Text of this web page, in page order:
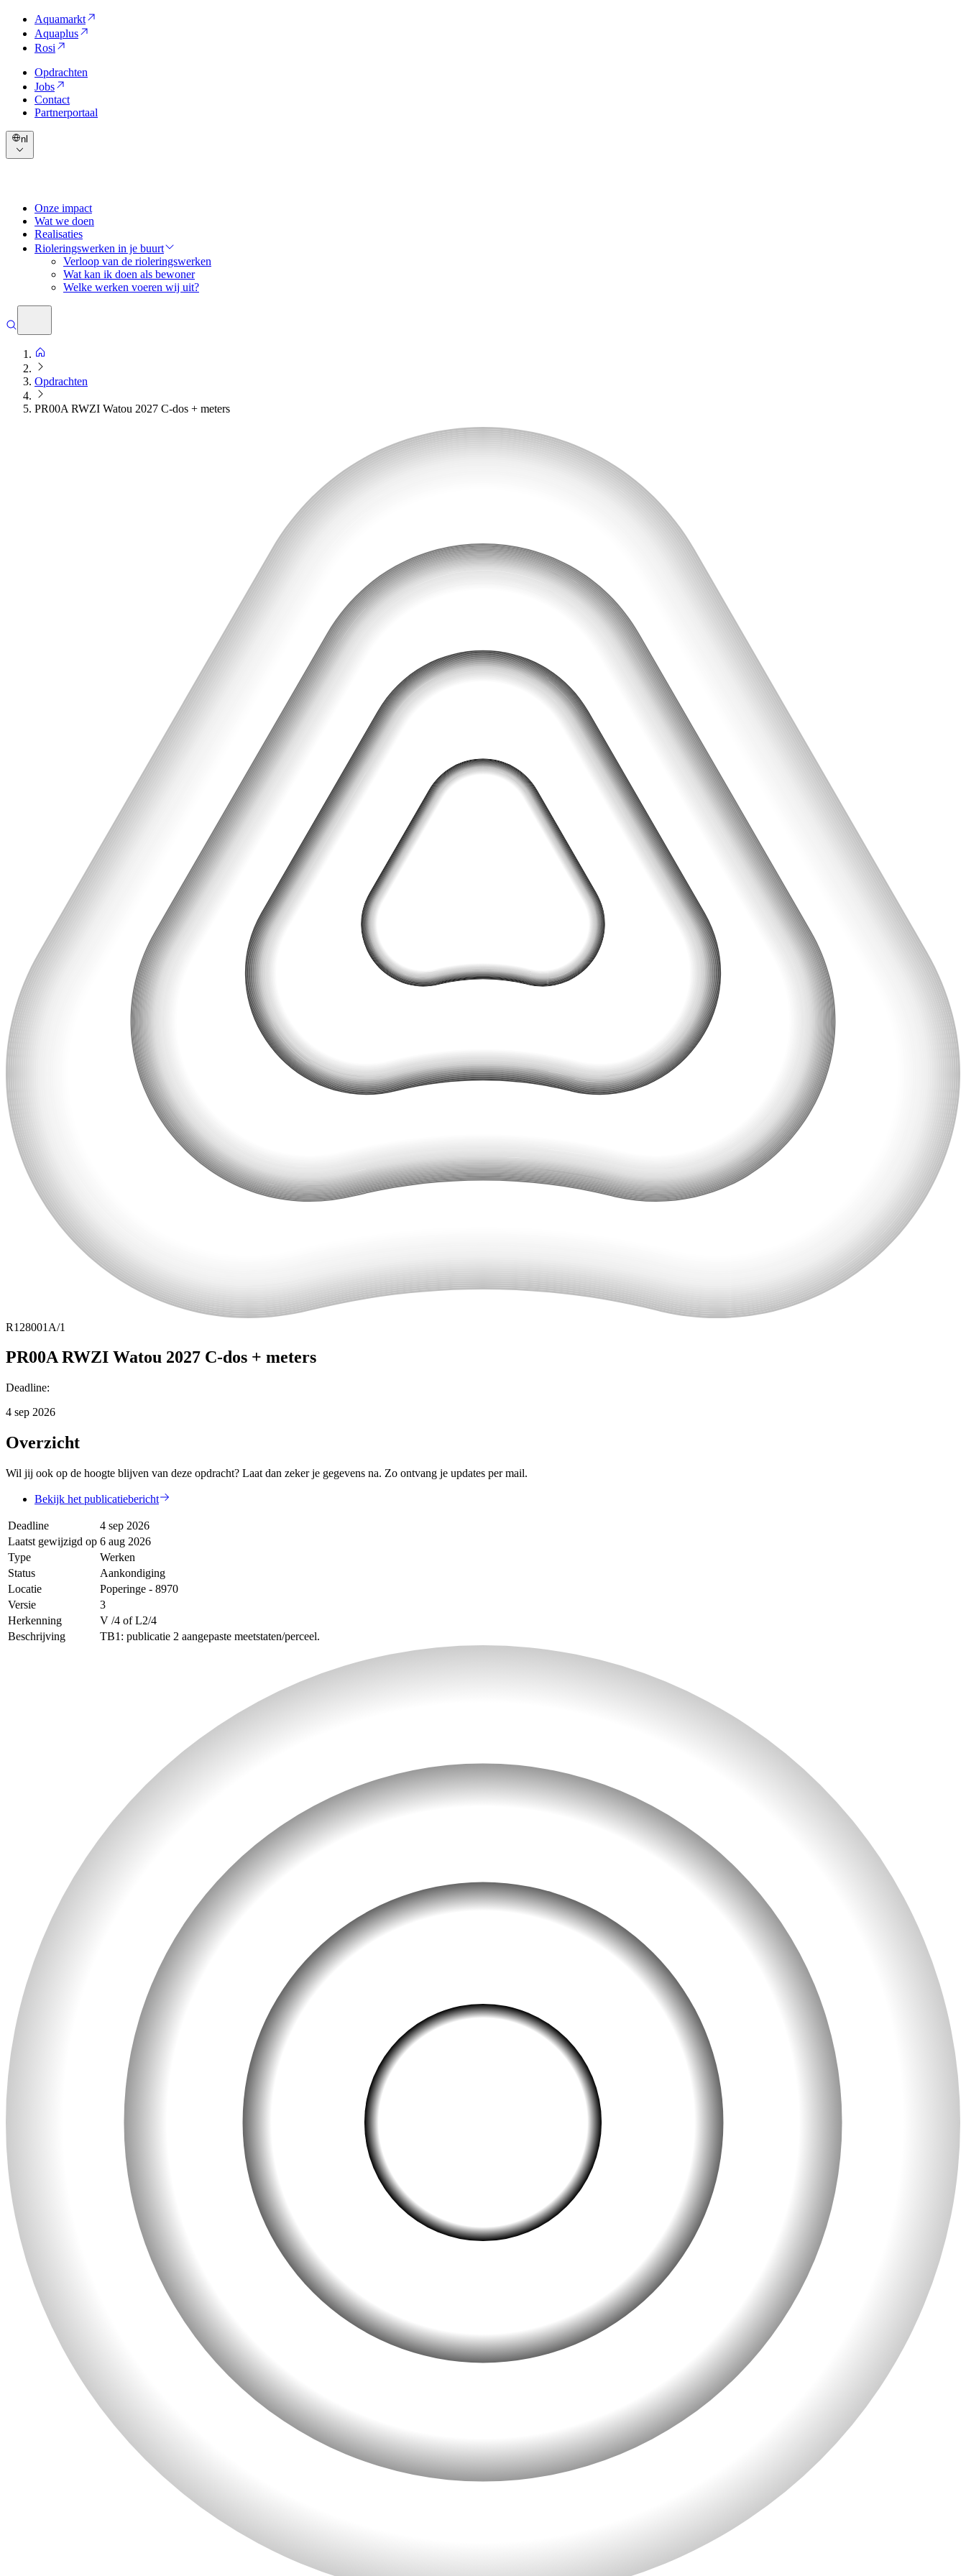
Aquamarkt
Aquaplus
Rosi
Opdrachten
Jobs
Contact
Partnerportaal
nl
Onze impact
Wat we doen
Realisaties
Rioleringswerken in je buurt
Verloop van de rioleringswerken
Wat kan ik doen als bewoner
Welke werken voeren wij uit?
Opdrachten
PR00A RWZI Watou 2027 C-dos + meters
R128001A/1
PR00A RWZI Watou 2027 C-dos + meters
Deadline:
4 sep 2026
Overzicht
Wil jij ook op de hoogte blijven van deze opdracht? Laat dan zeker je gegevens na. Zo ontvang je updates per mail.
Bekijk het publicatiebericht
Deadline
4 sep 2026
Laatst gewijzigd op 6 aug 2026
Type
Werken
Status
Aankondiging
Locatie
Poperinge - 8970
Versie
3
Herkenning
V /4 of L2/4
Beschrijving
TB1: publicatie 2 aangepaste meetstaten/perceel.